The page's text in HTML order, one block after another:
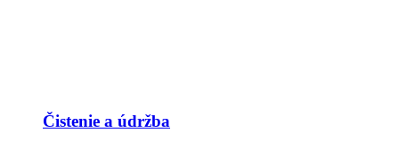
Čistenie a údržba